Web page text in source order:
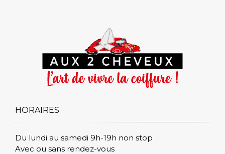
HORAIRES
Du lundi au samedi 9h-19h non stop
Avec ou sans rendez-vous